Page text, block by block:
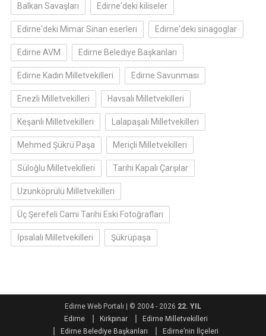
Balkan Savaşları Edirne'deki kiliseler
Edirne'deki Mimar Sinan eserleri Edirne'deki sinagoglar
Edirne AVM Edirne Belediye Başkanları
Edirne Kadın Milletvekilleri Edirne Savunması
Enezli Milletvekilleri Havsalı Milletvekilleri
Keşanlı Milletvekilleri Lalapaşalı Milletvekilleri
Mehmed Şükrü Paşa Meriçli Milletvekilleri
Süloğlu Milletvekilleri Tarihi Kapalı Çarşılar
Uzunköprülü Milletvekilleri
Üç Şerefeli Cami Tarihi Eski Fotoğrafları
İpsalalı Milletvekilleri Şükrüpaşa
Edirne Web Portalı | © 2004 - 2026 22. YIL
Edirne
Kırkpınar
Edirne Milletvekilleri
Edirne Belediye Başkanları
Edirne’nin İlçeleri